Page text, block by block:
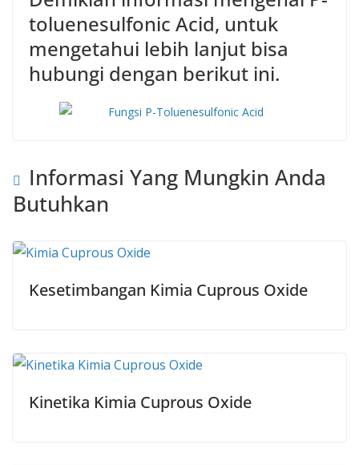
toluenesulfonic Acid, untuk
mengetahui lebih lanjut bisa
hubungi dengan berikut ini.
Informasi Yang Mungkin Anda
Butuhkan
Kesetimbangan Kimia Cuprous Oxide
Kinetika Kimia Cuprous Oxide